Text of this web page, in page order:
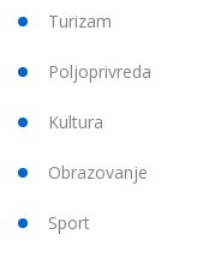
Turizam
Poljoprivreda
Kultura
Obrazovanje
Sport